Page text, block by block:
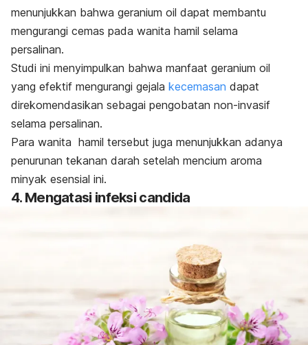
menunjukkan bahwa geranium oil dapat membantu
mengurangi cemas pada wanita hamil selama
persalinan.
Studi ini menyimpulkan bahwa manfaat geranium oil
yang efektif mengurangi gejala kecemasan dapat
direkomendasikan sebagai pengobatan non-invasif
selama persalinan.
Para wanita hamil tersebut juga menunjukkan adanya
penurunan tekanan darah setelah mencium aroma
minyak esensial ini.
4. Mengatasi infeksi candida